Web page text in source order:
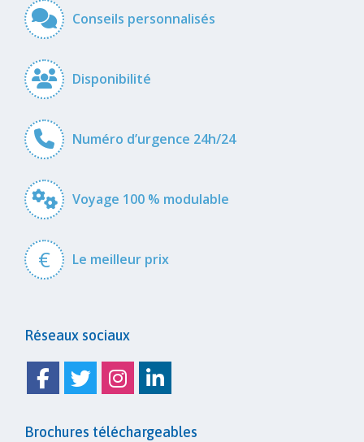
Conseils personnalisés
Disponibilité
Numéro d’urgence 24h/24
Voyage 100 % modulable
€ Le meilleur prix
Réseaux sociaux
Facebook
TwitterInstagram
Linkedin
Brochures téléchargeables